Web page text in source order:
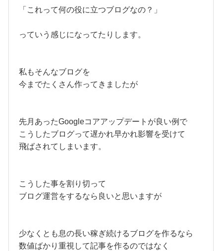
「これって何の役に立つブログなの？」
っていう感じになってたりします。
私もそんなブログを
今までたくさん作ってきましたが
先月あったGoogleコアアップデートが良い例で
こうしたブログって遅かれ早かれ影響を受けて
飛ばされてしまいます。
こうした事を割り切って
ブログ運営をするなら良いと思いますが
少なくとも息の長い稼ぎ続けるブログを作るなら
数値ばかり重視して記事を作るのではなく